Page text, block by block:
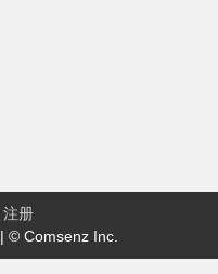
注册
| © Comsenz Inc.